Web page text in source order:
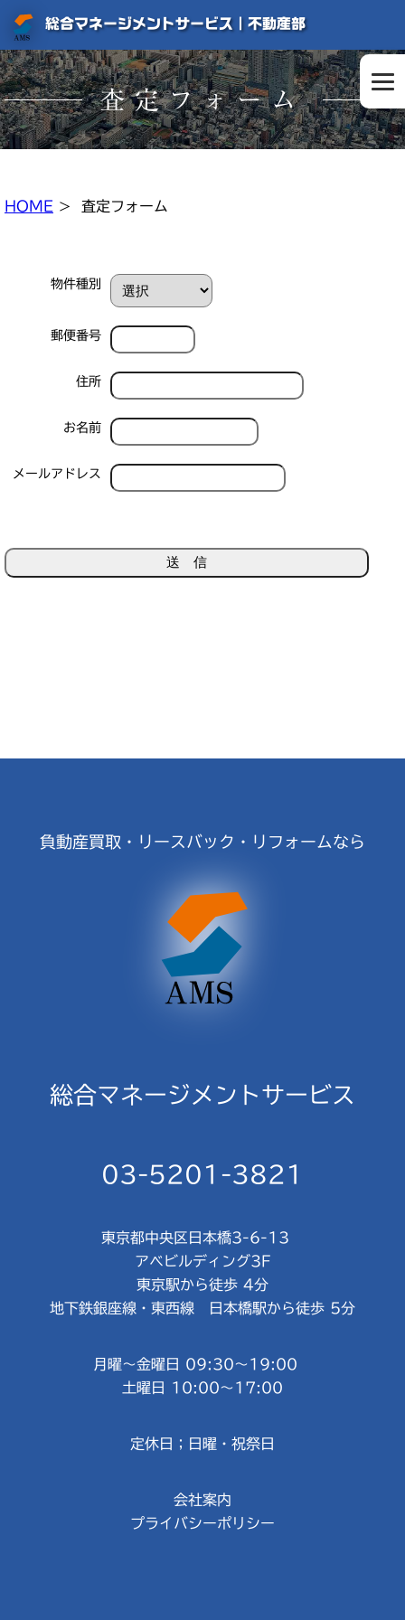
総合マネージメントサービス｜不動産部
査定フォーム
HOME > 査定フォーム
物件種別
郵便番号
住所
お名前
メールアドレス
負動産買取・リースバック・リフォームなら
総合マネージメントサービス
03-5201-3821
東京都中央区日本橋3-6-13
アベビルディング3F
東京駅から徒歩 4分
地下鉄銀座線・東西線 日本橋駅から徒歩 5分
月曜～金曜日 09:30～19:00
土曜日 10:00～17:00
定休日；日曜・祝祭日
会社案内
プライバシーポリシー